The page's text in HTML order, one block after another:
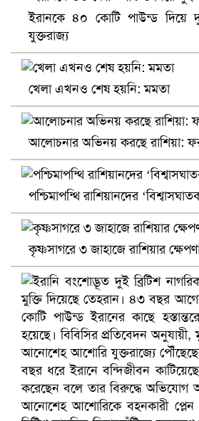
নানা সংকটে রিক্রুটিং এজেন্সি, হুমকির
খুলনায় বিএনপি অফিসে গুলি-বোমা
ইরানকে ৪০ কোটি পাউন্ড দিয়ে
যুক্তরাজ্য
খেলা এখনও শেষ হয়নি: মমতা
আলোচনার অভিনয় করছে রাশিয়া:
পশ্চিমাপন্থি রাশিয়ানদের
কৃষ্ণসাগরে ৩ জাহাজে রাশিয়ার